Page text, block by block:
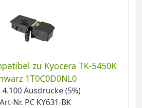
zu Kyocera TK-5450K
1T0C0D0NL0
4.100 Ausdrucke (5%)
Nr. PC KY631-BK